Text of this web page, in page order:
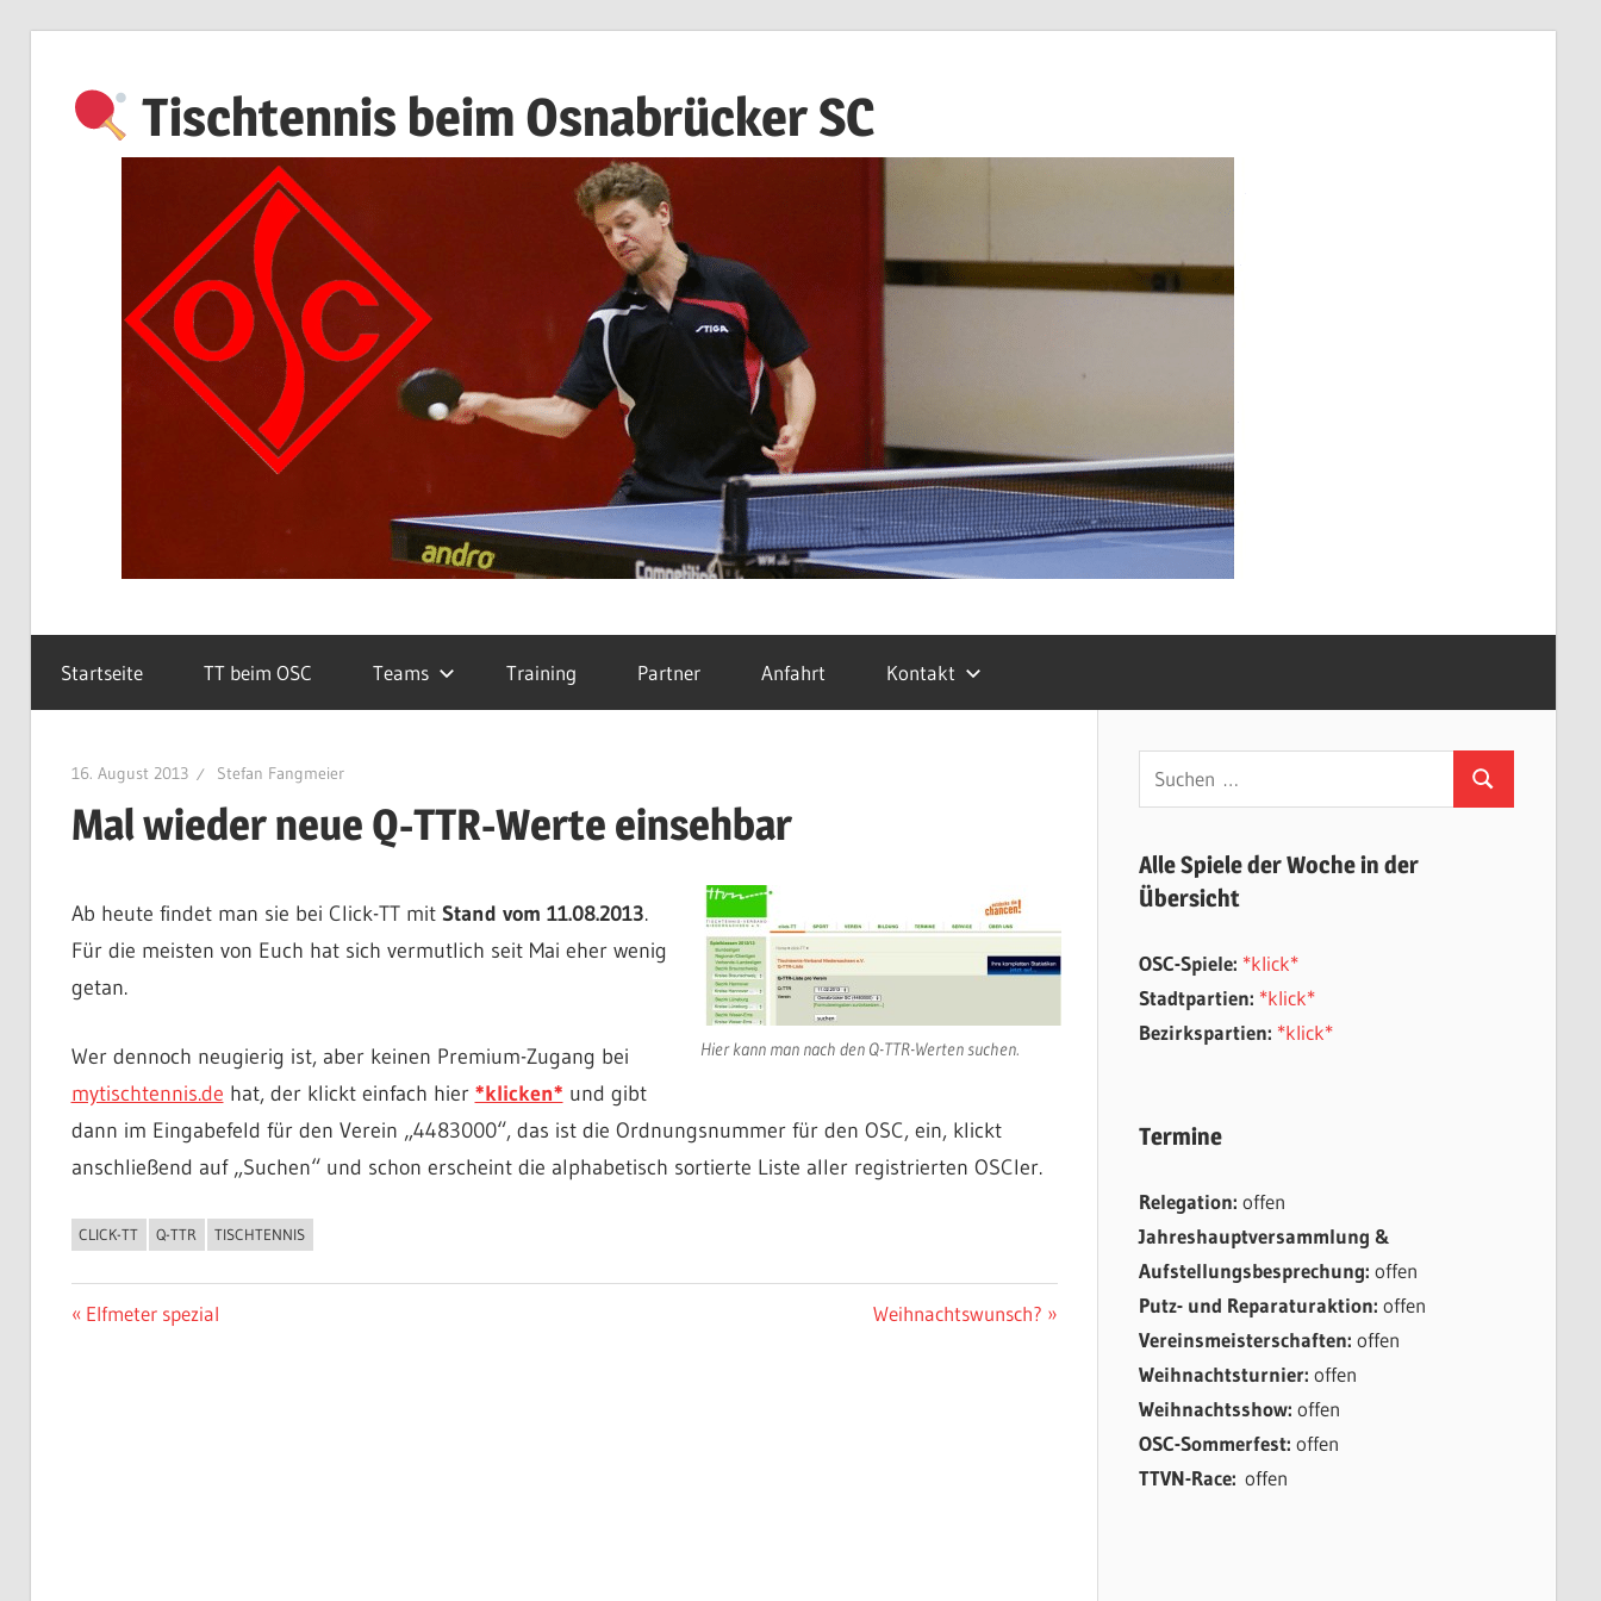
springen
Tischtennis beim Osnabrücker SC
Startseite TT beim OSC Teams Training Partner Anfahrt Kontakt
16. August 2013 Stefan Fangmeier
Mal wieder neue Q-TTR-Werte einsehbar
Hier kann man nach den Q-TTR-Werten suchen.
Ab heute findet man sie bei Click-TT mit Stand vom 11.08.2013.
Für die meisten von Euch hat sich vermutlich seit Mai eher wenig
getan.
Wer dennoch neugierig ist, aber keinen Premium-Zugang bei
mytischtennis.de hat, der klickt einfach hier *klicken* und gibt
dann im Eingabefeld für den Verein „4483000“, das ist die Ordnungsnummer für den OSC, ein, klickt
anschließend auf „Suchen“ und schon erscheint die alphabetisch sortierte Liste aller registrierten OSCler.
ALLGEMEIN
CLICK-TT Q-TTR TISCHTENNIS
Beitragsnavigation
Vorheriger
Elfmeter spezial
Nächster
Weihnachtswunsch?
Suchen
nach:
Suchen
Alle Spiele der Woche in der
Übersicht
OSC-Spiele: *klick*
Stadtpartien: *klick*
Bezirkspartien: *klick*
Termine
Relegation: offen
Jahreshauptversammlung &
Aufstellungsbesprechung: offen
Putz- und Reparaturaktion: offen
Vereinsmeisterschaften: offen
Weihnachtsturnier: offen
Weihnachtsshow: offen
OSC-Sommerfest: offen
TTVN-Race: offen